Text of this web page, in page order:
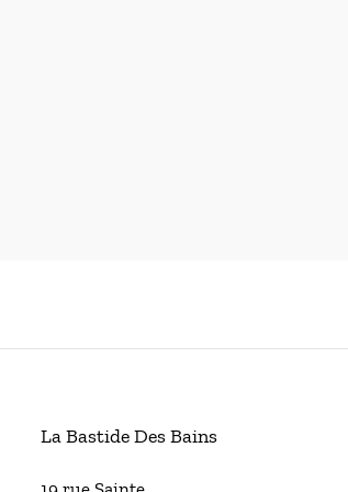
La Bastide Des Bains